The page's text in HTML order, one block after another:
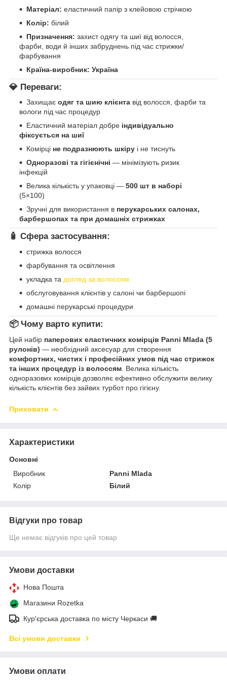
Матеріал: еластичний папір з клейовою стрічкою
Колір: білий
Призначення: захист одягу та шиї від волосся,
фарби, води й інших забруднень під час стрижки/
фарбування
Країна‑виробник: Україна
💎 Переваги:
Захищає одяг та шию клієнта від волосся, фарби та
вологи під час процедур
Еластичний матеріал добре індивідуально
фіксується на шиї
Комірці не подразнюють шкіру і не тиснуть
Одноразові та гігієнічні — мінімізують ризик
інфекцій
Велика кількість у упаковці — 500 шт в наборі
(5×100)
Зручні для використання в перукарських салонах,
барбершопах та при домашніх стрижках
🧴 Сфера застосування:
стрижка волосся
фарбування та освітлення
укладка та догляд за волоссям
обслуговування клієнтів у салоні чи барбершопі
домашні перукарські процедури
📦 Чому варто купити:
Цей набір паперових еластичних комірців Panni Mlada (5
рулонів) — необхідний аксесуар для створення
комфортних, чистих і професійних умов під час стрижок
та інших процедур із волоссям . Велика кількість
одноразових комірців дозволяє ефективно обслужити велику
кількість клієнтів без зайвих турбот про гігієну.
Приховати
Характеристики
Основні
Виробник
Panni Mlada
Колір
Білий
Відгуки про товар
Ще немає відгуків про цей товар
Умови доставки
Нова Пошта
Магазини Rozetka
Кур'єрська доставка по місту Черкаси 🚚
Всі умови доставки
Умови оплати